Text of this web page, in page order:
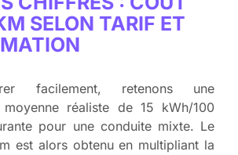
SELON TARIF ET
facilement, retenons une
moyenne réaliste de 15 kWh/100
pour une conduite mixte. Le
est alors obtenu en multipliant la